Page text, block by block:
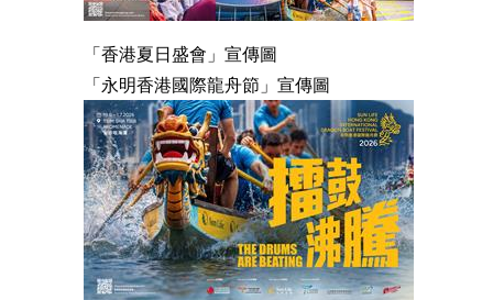
「香港夏日盛會」宣傳圖
「永明香港國際龍舟節」宣傳圖